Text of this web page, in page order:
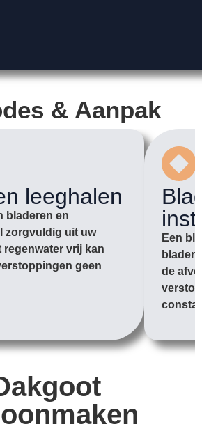
& Aanpak
leeghalen
bladeren en
zorgvuldig uit uw
regenwater vrij kan
geen
Een
de